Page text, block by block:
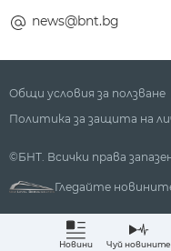
news@bnt.bg
Новини Чуй новините
Общи условия за ползване
Политика за защита на
©БНТ. Всички права
Гледайте